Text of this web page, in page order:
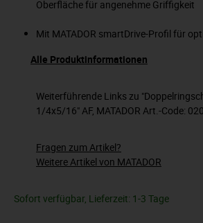
Oberfläche für angenehme Griffigkeit
Mit MATADOR smartDrive-Profil für
Alle Produktinformationen
Weiterführende Links zu
1/4x5/16" AF, MATADOR Art.-Code:
Fragen zum Artikel?
Weitere Artikel von MATADOR
Sofort verfügbar, Lieferzeit: 1-3 Tage